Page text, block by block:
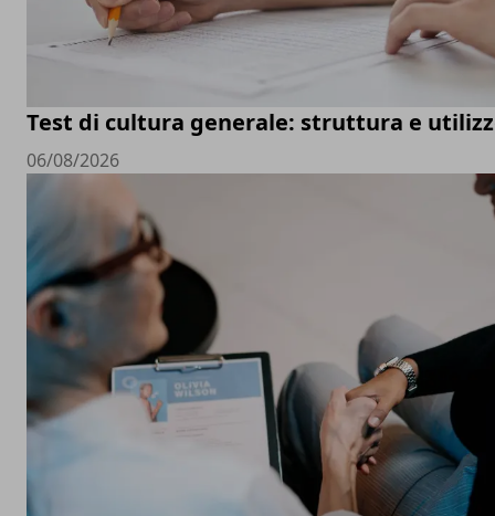
Test di cultura generale: struttura e
06/08/2026